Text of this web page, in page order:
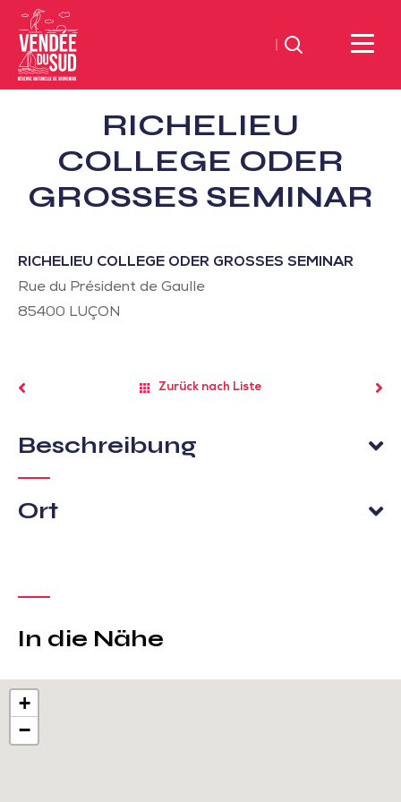
Sud
TourismusSüd
Vendée
Suchen
RICHELIEU
COLLEGE ODER
GROSSES SEMINAR
RICHELIEU COLLEGE ODER GROSSES SEMINAR
Rue du Président de Gaulle
85400 LUÇON
Zurück nach Liste
Beschreibung
Ort
In die Nähe
+
−